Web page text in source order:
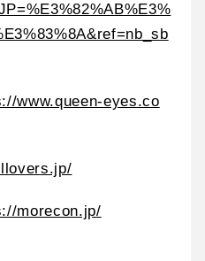
www.queen-eyes.co
morecon.jp/